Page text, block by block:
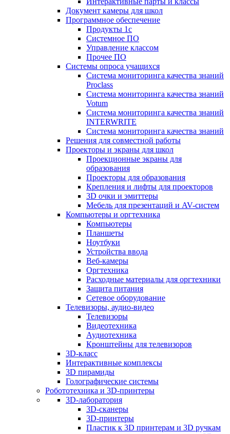
Документ камеры для школ
Программное обеспечение
Продукты 1с
Системное ПО
Управление классом
Прочее ПО
Системы опроса учащихся
Система мониторинга качества знаний
Proclass
Система мониторинга качества знаний
Votum
Система мониторинга качества знаний
INTERWRITE
Система мониторинга качества знаний
Решения для совместной работы
Проекторы и экраны для школ
Проекционные экраны для
образования
Проекторы для образования
Крепления и лифты для проекторов
3D очки и эмиттеры
Мебель для презентаций и AV-систем
Компьютеры и оргтехника
Компьютеры
Планшеты
Ноутбуки
Устройства ввода
Веб-камеры
Оргтехника
Расходные материалы для оргтехники
Защита питания
Сетевое оборудование
Телевизоры, аудио-видео
Телевизоры
Видеотехника
Аудиотехника
Кронштейны для телевизоров
3D-класс
Интерактивные комплексы
3D пирамиды
Голографические системы
Робототехника и 3D-принтеры
3D-лаборатория
3D-сканеры
3D-принтеры
Пластик к 3D принтерам и 3D ручкам